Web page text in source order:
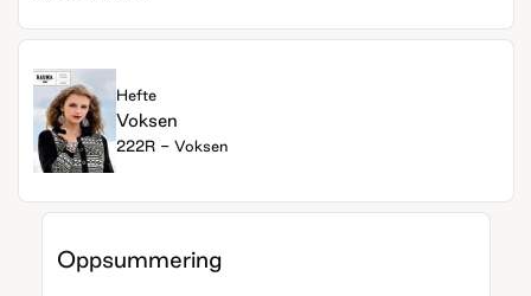
Hefte
Voksen
222R - Voksen
Oppsummering